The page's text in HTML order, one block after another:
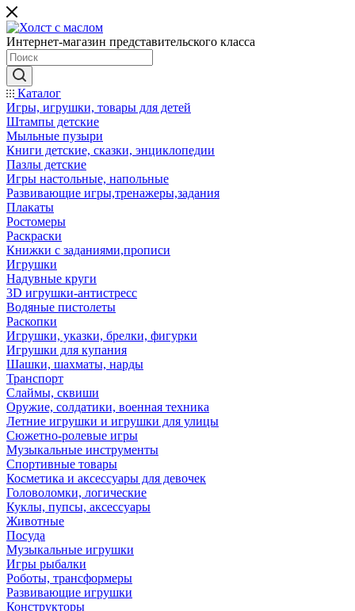
Интернет-магазин представительского класса
Каталог
Игры, игрушки, товары для детей
Штампы детские
Мыльные пузыри
Книги детские, сказки, энциклопедии
Пазлы детские
Игры настольные, напольные
Развивающие игры,тренажеры,задания
Плакаты
Ростомеры
Раскраски
Книжки с заданиями,прописи
Игрушки
Надувные круги
3D игрушки-антистресс
Водяные пистолеты
Раскопки
Игрушки, указки, брелки, фигурки
Игрушки для купания
Шашки, шахматы, нарды
Транспорт
Слаймы, сквиши
Оружие, солдатики, военная техника
Летние игрушки и игрушки для улицы
Сюжетно-ролевые игры
Музыкальные инструменты
Спортивные товары
Косметика и аксессуары для девочек
Головоломки, логические
Куклы, пупсы, аксессуары
Животные
Посуда
Музыкальные игрушки
Игры рыбалки
Роботы, трансформеры
Развивающие игрушки
Конструкторы